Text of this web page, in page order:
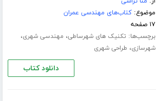
موضوع:کتاب‌های مهندسی عمران
۱۷ صفحه
برچسب‌ها: تکنیک های شهرساطی، مهندسی شهری،
شهرسازی، طراحی شهری
دانلود کتاب